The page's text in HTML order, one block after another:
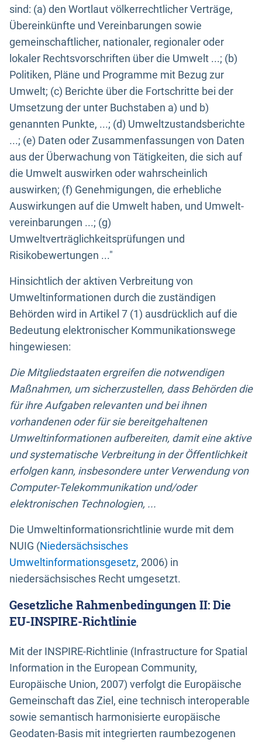
sind: (a) den Wortlaut völkerrechtlicher Verträge,
Übereinkünfte und Vereinbarungen sowie
gemeinschaftlicher, nationaler, regionaler oder
lokaler Rechtsvorschriften über die Umwelt ...; (b)
Politiken, Pläne und Programme mit Bezug zur
Umwelt; (c) Berichte über die Fortschritte bei der
Umsetzung der unter Buchstaben a) und b)
genannten Punkte, ...; (d) Umweltzustandsberichte
...; (e) Daten oder Zusammenfassungen von Daten
aus der Überwachung von Tätigkeiten, die sich auf
die Umwelt auswirken oder wahrscheinlich
auswirken; (f) Genehmigungen, die erhebliche
Auswirkungen auf die Umwelt haben, und Umwelt-
vereinbarungen ...; (g)
Umweltverträglichkeitsprüfungen und
Risikobewertungen ..."
Hinsichtlich der aktiven Verbreitung von
Umweltinformationen durch die zuständigen
Behörden wird in Artikel 7 (1) ausdrücklich auf die
Bedeutung elektronischer Kommunikationswege
hingewiesen:
Die Mitgliedstaaten ergreifen die notwendigen
Maßnahmen, um sicherzustellen, dass Behörden die
für ihre Aufgaben relevanten und bei ihnen
vorhandenen oder für sie bereitgehaltenen
Umweltinformationen aufbereiten, damit eine aktive
und systematische Verbreitung in der Öffentlichkeit
erfolgen kann, insbesondere unter Verwendung von
Computer-Telekommunikation und/oder
elektronischen Technologien, ...
Die Umweltinformationsrichtlinie wurde mit dem
NUIG (Niedersächsisches
Umweltinformationsgesetz, 2006) in
niedersächsisches Recht umgesetzt.
Gesetzliche Rahmenbedingungen II: Die
EU-INSPIRE-Richtlinie
Mit der INSPIRE-Richtlinie (Infrastructure for Spatial
Information in the European Community,
Europäische Union, 2007) verfolgt die Europäische
Gemeinschaft das Ziel, eine technisch interoperable
sowie semantisch harmonisierte europäische
Geodaten-Basis mit integrierten raumbezogenen